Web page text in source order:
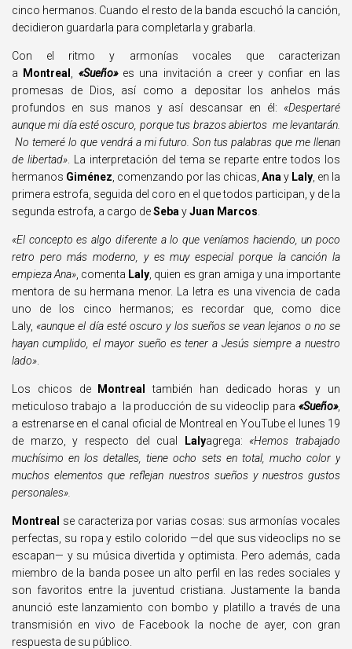
cinco hermanos. Cuando el resto de la banda escuchó la canción,
decidieron guardarla para completarla y grabarla.
Con el ritmo y armonías vocales que caracterizan
a
Montreal «Sueño»es una invitación a creer y confiar en las
promesas de Dios, así como a depositar los anhelos más
profundos en sus manos y así descansar en él: «Despertaré
aunque mi día esté oscuro, porque tus brazos abiertos me levantarán.
No temeré lo que vendrá a mi futuro. Son tus palabras que me llenan
de libertad». La interpretación del tema se reparte entre todos los
hermanos Giménez , comenzando por las chicas, Ana y Laly , en la
primera estrofa, seguida del coro en el que todos participan, y de la
segunda estrofa, a cargo deSeba yJuan Marcos
«El concepto es algo diferente a lo que veníamos haciendo, un poco
retro pero más moderno, y es muy especial porque la canción la
empieza Ana» , comenta Laly , quien es gran amiga y una importante
mentora de su hermana menor. La letra es una vivencia de cada
uno de los cinco hermanos; es recordar que, como dice
Laly, «aunque el día esté oscuro y los sueños se vean lejanos o no se
hayan cumplido, el mayor sueño es tener a Jesús siempre a nuestro
lado»
Los chicos de Montreal
también han dedicado horas y un
meticuloso trabajo a la producción de su videoclip para «Sueño»,
a estrenarse en el canal oficial de Montreal en YouTube el lunes 19
de marzo, y respecto del cual
Lalyagrega: «Hemos trabajado
muchísimo en los detalles, tiene ocho sets en total, mucho color y
muchos elementos que reflejan nuestros sueños y nuestros gustos
personales».
Montreal
se caracteriza por varias cosas: sus armonías vocales
perfectas, su ropa y estilo colorido —del que sus videoclips no se
escapan— y su música divertida y optimista. Pero además, cada
miembro de la banda posee un alto perfil en las redes sociales y
son favoritos entre la juventud cristiana. Justamente la banda
anunció este lanzamiento con bombo y platillo a través de una
transmisión en vivo de Facebook la noche de ayer, con gran
respuesta de su público.